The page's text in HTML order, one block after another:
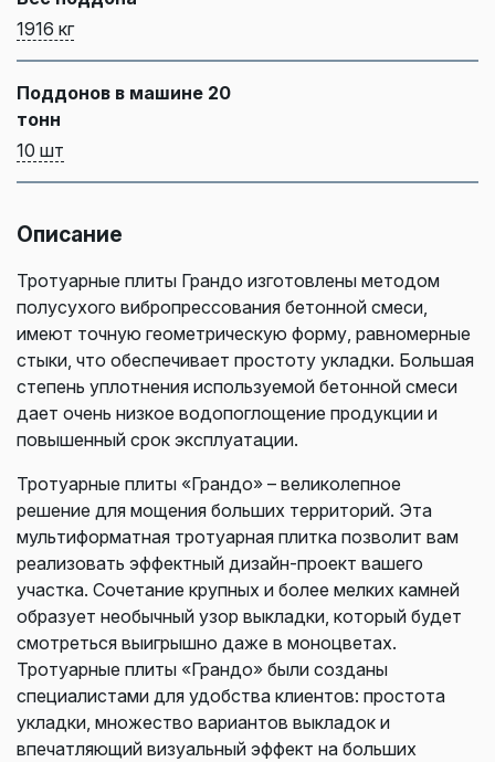
1916 кг
Поддонов в машине 20
тонн
10 шт
Описание
Тротуарные плиты Грандо изготовлены методом
полусухого вибропрессования бетонной смеси,
имеют точную геометрическую форму, равномерные
стыки, что обеспечивает простоту укладки. Большая
степень уплотнения используемой бетонной смеси
дает очень низкое водопоглощение продукции и
повышенный срок эксплуатации.
Тротуарные плиты «Грандо» – великолепное
решение для мощения больших территорий. Эта
мультиформатная тротуарная плитка позволит вам
реализовать эффектный дизайн-проект вашего
участка. Сочетание крупных и более мелких камней
образует необычный узор выкладки, который будет
смотреться выигрышно даже в моноцветах.
Тротуарные плиты «Грандо» были созданы
специалистами для удобства клиентов: простота
укладки, множество вариантов выкладок и
впечатляющий визуальный эффект на больших